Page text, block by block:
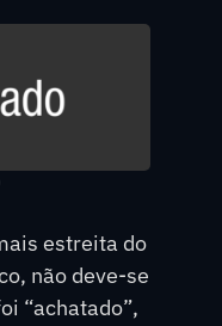
estreita do
não deve-se
“achatado”,